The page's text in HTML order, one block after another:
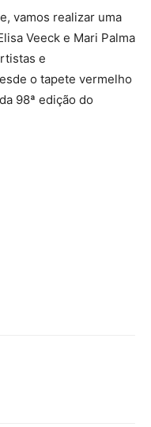
vamos realizar uma
Veeck e Mari Palma
e
o tapete vermelho
98ª edição do